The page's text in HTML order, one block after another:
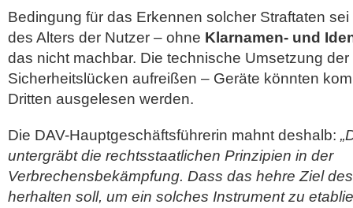
Bedingung für das Erkennen solcher Straftaten
des Alters der Nutzer – ohne Klarnamen- und
das nicht machbar. Die technische Umsetzung
Sicherheitslücken aufreißen – Geräte könnten
Dritten ausgelesen werden.
Die DAV-Hauptgeschäftsführerin mahnt deshalb:
untergräbt die rechtsstaatlichen Prinzipien in der
Verbrechensbekämpfung. Dass das hehre Ziel
herhalten soll, um ein solches Instrument zu